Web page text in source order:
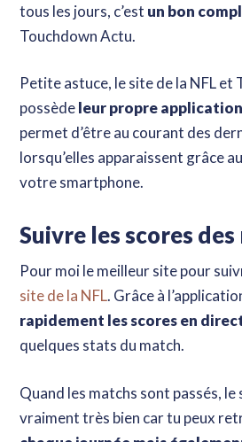
tous les jours, c’est un bon
Touchdown Actu.
Petite astuce, le site de la NFL et
possèdeleur propre
permet d’être au courant des
lorsqu’elles apparaissent grâce
votre smartphone.
Suivre les scores
Pour moi le meilleur site pour
site de la NFL. Grâce à
rapidement les scores en
quelques stats du match.
Quand les matchs sont passés, le
vraiment très bien car tu peux
Hey ! Tu
règles du football
?